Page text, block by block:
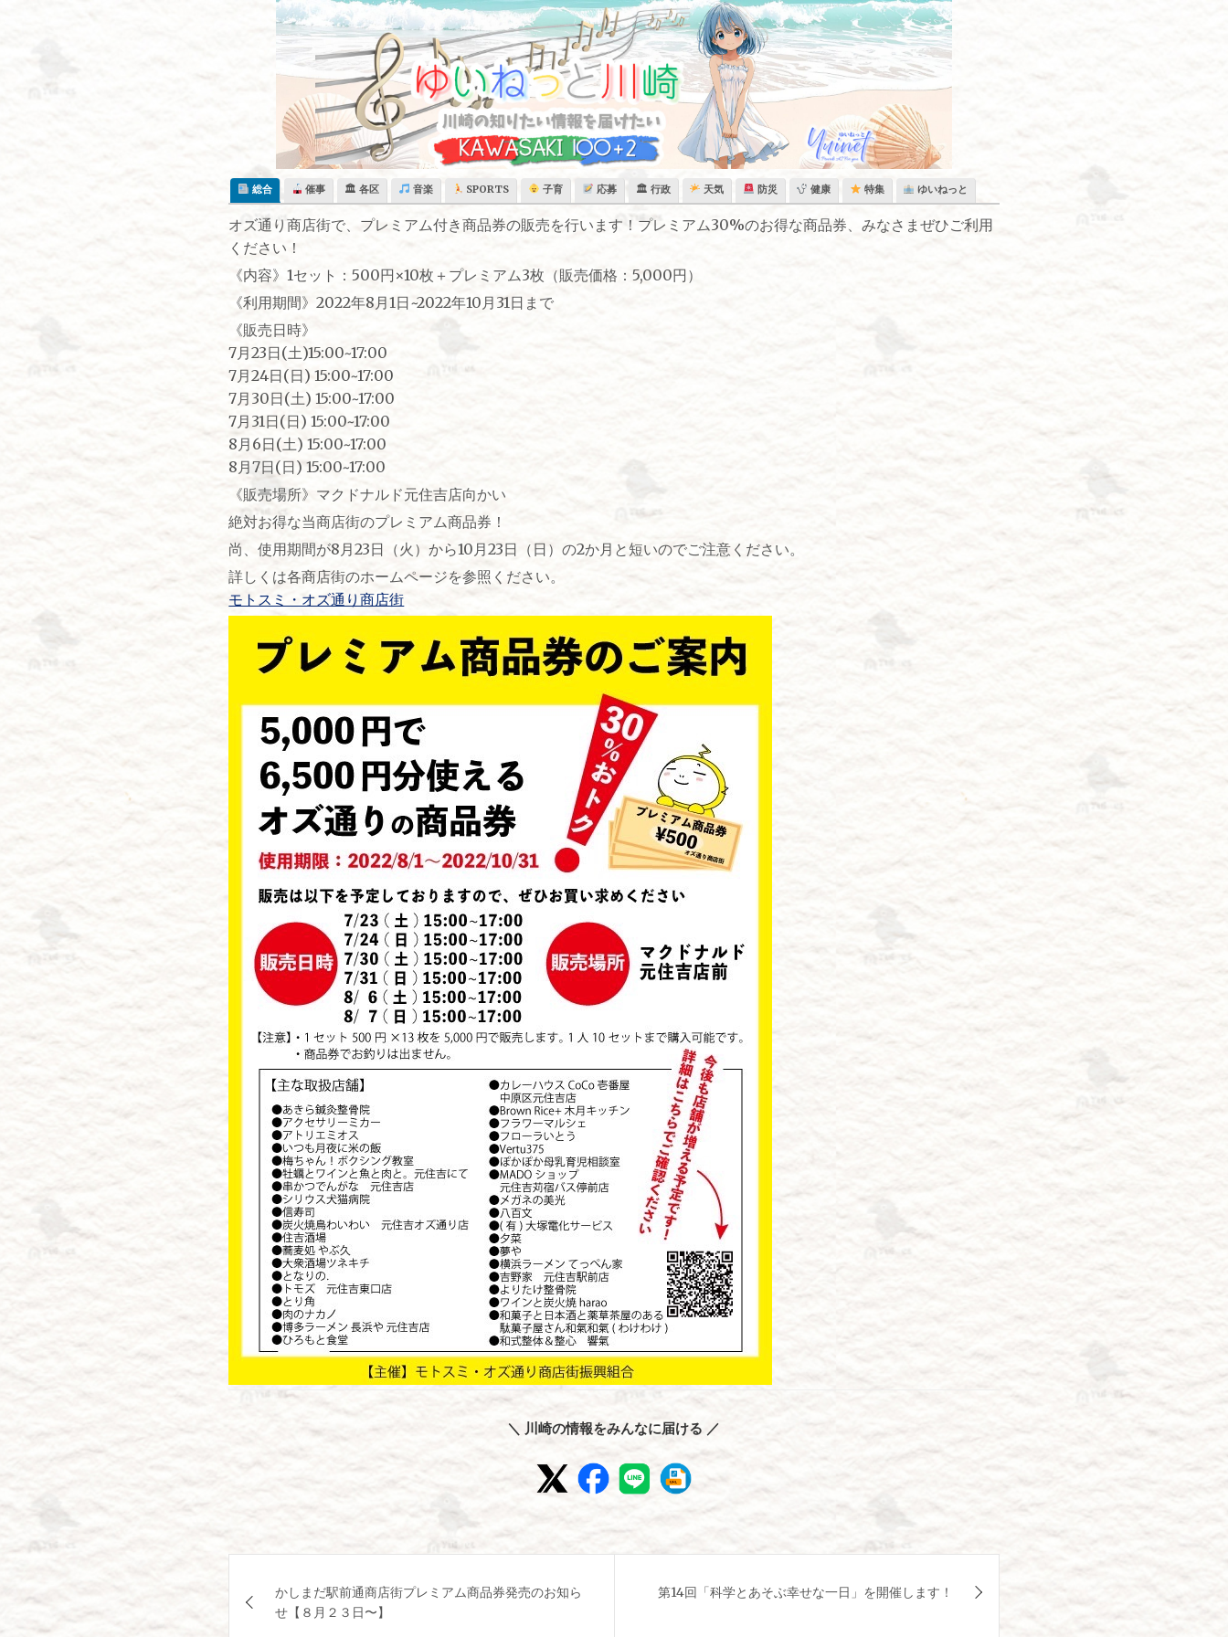
総合 催事 🏛 各区 音楽 SPORTS 子育 応募 🏛 行政 天気 防災 健康 特集 ゆいねっと
オズ通り商店街で、プレミアム付き商品券の販売を行います！プレミアム30%のお得な商品券、みなさまぜひご利用
ください！
《内容》1セット：500円×10枚＋プレミアム3枚（販売価格：5,000円）
《利用期間》2022年8月1日~2022年10月31日まで
《販売日時》
7月23日(土)15:00~17:00
7月24日(日) 15:00~17:00
7月30日(土) 15:00~17:00
7月31日(日) 15:00~17:00
8月6日(土) 15:00~17:00
8月7日(日) 15:00~17:00
《販売場所》マクドナルド元住吉店向かい
絶対お得な当商店街のプレミアム商品券！
尚、使用期間が8月23日（火）から10月23日（日）の2か月と短いのでご注意ください。
詳しくは各商店街のホームページを参照ください。
モトスミ・オズ通り商店街
＼ 川崎の情報をみんなに届ける ／
稿
かしまだ駅前通商店街プレミアム商品券発売のお知ら
せ【８月２３日〜】
第14回「科学とあそぶ幸せな一日」を開催します！